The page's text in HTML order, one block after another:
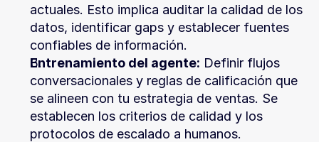
actuales. Esto implica auditar la calidad de los
datos, identificar gaps y establecer fuentes
confiables de información.
Entrenamiento del agente: Definir flujos
conversacionales y reglas de calificación que
se alineen con tu estrategia de ventas. Se
establecen los criterios de calidad y los
protocolos de escalado a humanos.